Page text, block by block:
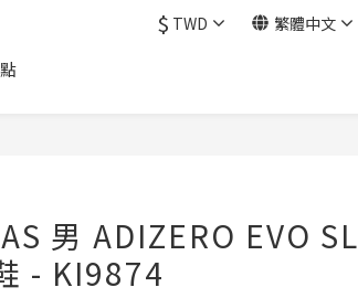
$ TWD 繁體中文
男 ADIZERO EVO SL
- KI9874